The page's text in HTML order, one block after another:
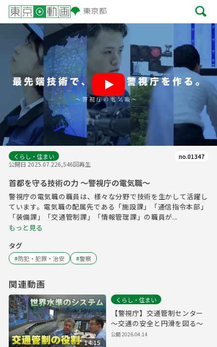
Play
くらし・住まい
公開日 2025.07.226,546回再生
no.01347
首都を守る技術の力 ～警視庁の電気職～
警視庁の電気職の職員は、様々な分野で技術を生かして活躍し
ています。電気職の配属先である「施設課」「通信指令本部」
「装備課」「交通管制課」「情報管理課」の職員が...
もっと見る
タグ
#防犯・犯罪・治安 #警察
関連動画
14:15
くらし・住まい
【警視庁】交通管制センター
～交通の安全と円滑を図る～
公開2026.04.14